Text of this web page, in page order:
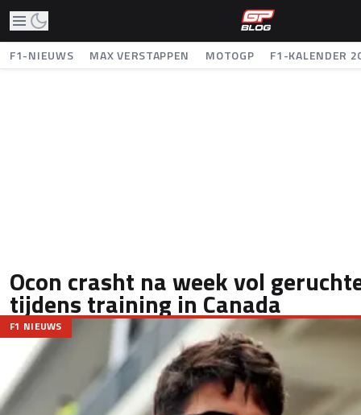
F1-NIEUWS MAX VERSTAPPEN MOTOGP F1-KALENDER
Ocon crasht na week vol
tijdens training in Canada
F1 NIEUWS